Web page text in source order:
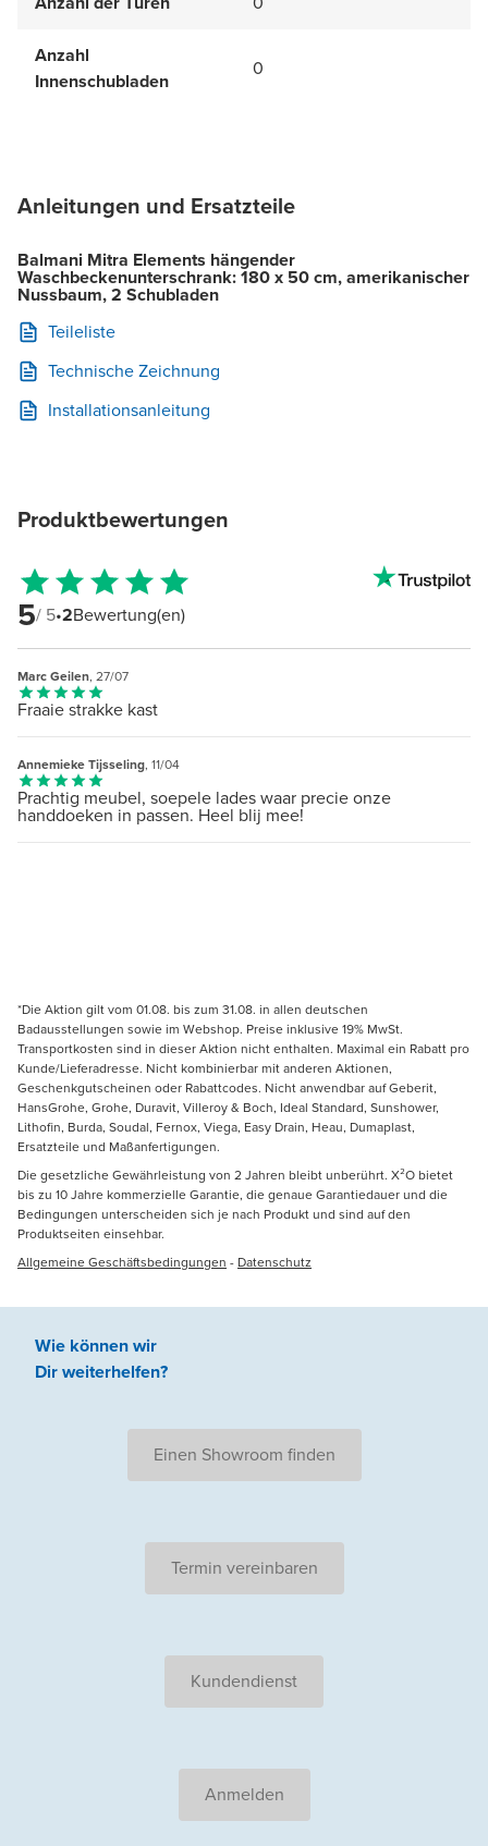
Anzahl
Innenschubladen
0
Anleitungen und Ersatzteile
Balmani Mitra Elements hängender
Waschbeckenunterschrank: 180 x 50 cm, amerikanischer
Nussbaum, 2 Schubladen
Teileliste
Technische Zeichnung
Installationsanleitung
Produktbewertungen
5/ 5•2Bewertung(en)
Marc Geilen, 27/07
Fraaie strakke kast
Annemieke Tijsseling, 11/04
Prachtig meubel, soepele lades waar precie onze
handdoeken in passen. Heel blij mee!
*Die Aktion gilt vom 01.08. bis zum 31.08. in allen deutschen
Badausstellungen sowie im Webshop. Preise inklusive 19% MwSt.
Transportkosten sind in dieser Aktion nicht enthalten. Maximal ein Rabatt pro
Kunde/Lieferadresse. Nicht kombinierbar mit anderen Aktionen,
Geschenkgutscheinen oder Rabattcodes. Nicht anwendbar auf Geberit,
HansGrohe, Grohe, Duravit, Villeroy & Boch, Ideal Standard, Sunshower,
Lithofin, Burda, Soudal, Fernox, Viega, Easy Drain, Heau, Dumaplast,
Ersatzteile und Maßanfertigungen.
Die gesetzliche Gewährleistung von 2 Jahren bleibt unberührt. X²O bietet
bis zu 10 Jahre kommerzielle Garantie, die genaue Garantiedauer und die
Bedingungen unterscheiden sich je nach Produkt und sind auf den
Produktseiten einsehbar.
Allgemeine Geschäftsbedingungen - Datenschutz
Wie können wir
Dir weiterhelfen?
Einen Showroom finden
Termin vereinbaren
Kundendienst
Anmelden